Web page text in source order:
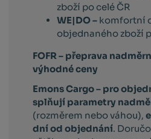
zboží po celé ČR
WE|DO – komfortní
objednaného zboží
FOFR – přeprava
výhodné ceny
Emons Cargo – pro
splňují parametry
(rozměrem nebo váhou),
dní od objednání.